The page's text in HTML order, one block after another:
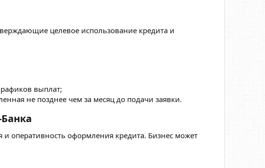
целевое использование кредита и
выплат;
не позднее чем за месяц до подачи заявки.
оперативность оформления кредита. Бизнес может